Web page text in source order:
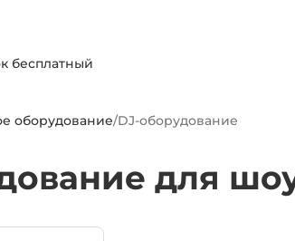
бесплатный
оборудование/DJ-оборудование
для